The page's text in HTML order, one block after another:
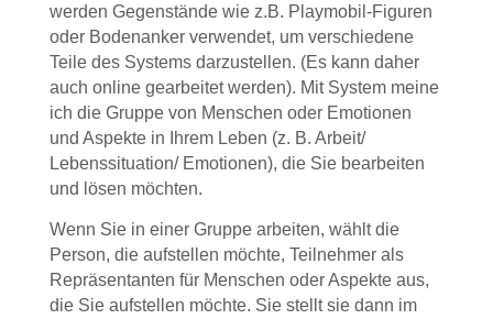
werden Gegenstände wie z.B. Playmobil-Figuren
oder Bodenanker verwendet, um verschiedene
Teile des Systems darzustellen. (Es kann daher
auch online gearbeitet werden). Mit System meine
ich die Gruppe von Menschen oder Emotionen
und Aspekte in Ihrem Leben (z. B. Arbeit/
Lebenssituation/ Emotionen), die Sie bearbeiten
und lösen möchten.
Wenn Sie in einer Gruppe arbeiten, wählt die
Person, die aufstellen möchte, Teilnehmer als
Repräsentanten für Menschen oder Aspekte aus,
die Sie aufstellen möchte. Sie stellt sie dann im